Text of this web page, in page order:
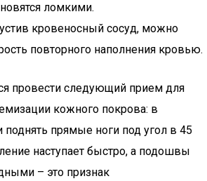
ломкими.
кровеносный сосуд, можно
повторного наполнения кровью.
провести следующий прием для
кожного покрова: в
прямые ноги под угол в 45
наступает быстро, а подошвы
– это признак